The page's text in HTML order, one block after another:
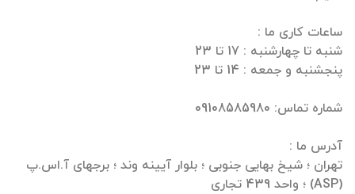
تهران ؛ شیخ بهایی جنوبی ؛ بلوار آیینه وند ؛ برجهای آ.اس.پ
(ASP) ؛ واحد 439 تجاری